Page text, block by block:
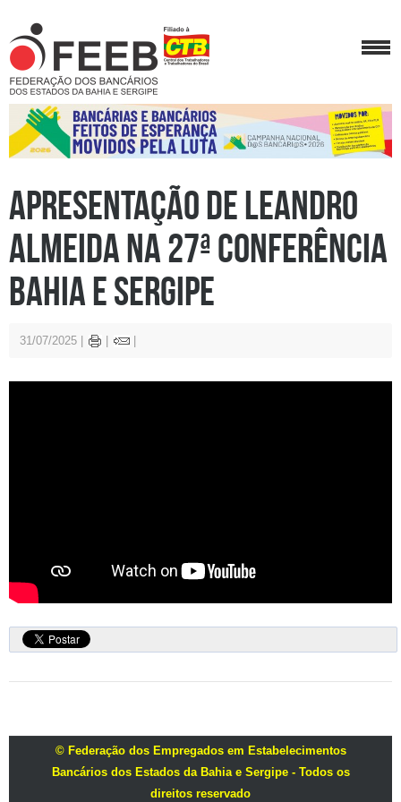
Apresentação de Leandro
Almeida na 27ª Conferência
Bahia e Sergipe
31/07/2025
© Federação dos Empregados em Estabelecimentos
Bancários dos Estados da Bahia e Sergipe - Todos os
direitos reservado